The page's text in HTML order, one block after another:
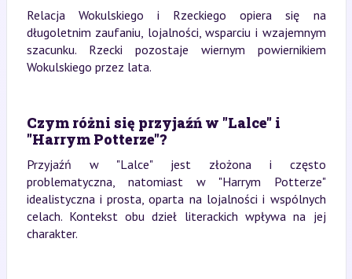
Relacja Wokulskiego i Rzeckiego opiera się na
długoletnim zaufaniu, lojalności, wsparciu i wzajemnym
szacunku. Rzecki pozostaje wiernym powiernikiem
Wokulskiego przez lata.
Czym różni się przyjaźń w "Lalce" i
"Harrym Potterze"?
Przyjaźń w "Lalce" jest złożona i często
problematyczna, natomiast w "Harrym Potterze"
idealistyczna i prosta, oparta na lojalności i wspólnych
celach. Kontekst obu dzieł literackich wpływa na jej
charakter.